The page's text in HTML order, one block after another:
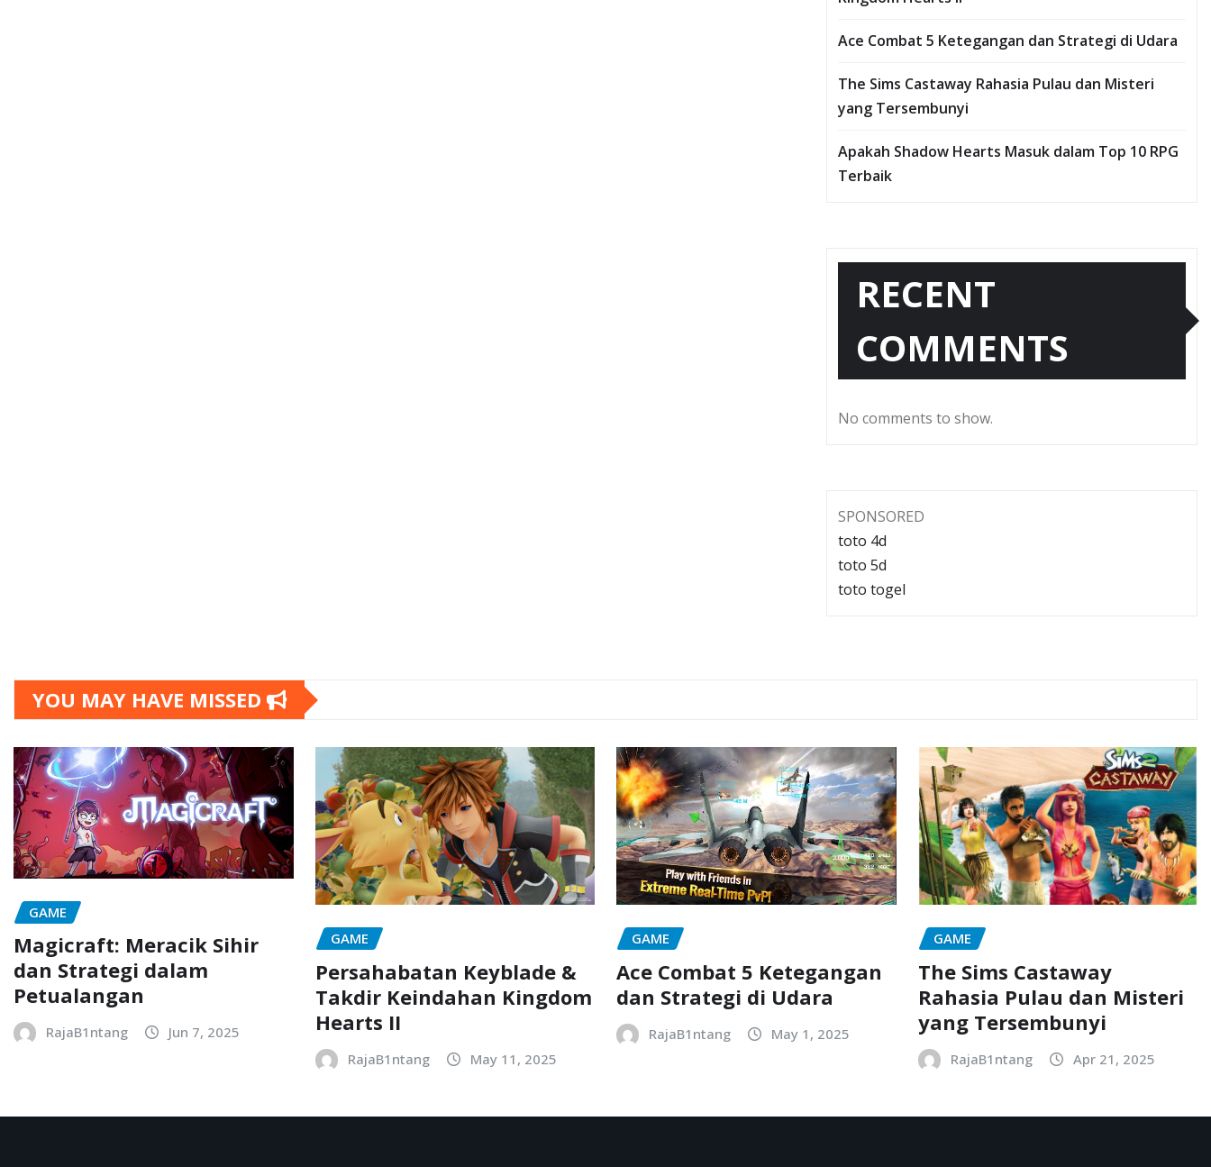
Ace Combat 5 Ketegangan dan Strategi di Udara
The Sims Castaway Rahasia Pulau dan Misteri
yang Tersembunyi
Apakah Shadow Hearts Masuk dalam Top 10 RPG
Terbaik
RECENT
COMMENTS
No comments to show.
SPONSORED
toto 4d
toto 5d
toto togel
YOU MAY HAVE MISSED
GAME
Magicraft: Meracik Sihir
dan Strategi dalam
Petualangan
RajaB1ntang Jun 7, 2025
GAME
Persahabatan Keyblade &
Takdir Keindahan Kingdom
Hearts II
RajaB1ntang May 11, 2025
GAME
Ace Combat 5 Ketegangan
dan Strategi di Udara
RajaB1ntang May 1, 2025
GAME
The Sims Castaway
Rahasia Pulau dan Misteri
yang Tersembunyi
RajaB1ntang Apr 21, 2025